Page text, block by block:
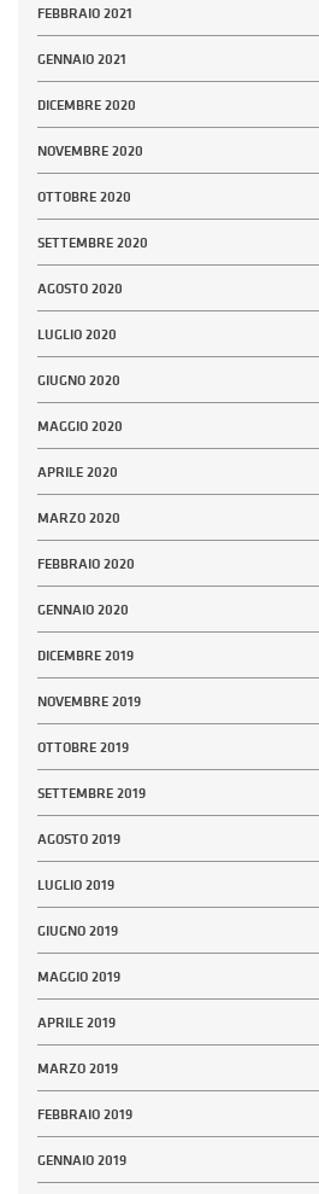
FEBBRAIO 2021
GENNAIO 2021
DICEMBRE 2020
NOVEMBRE 2020
OTTOBRE 2020
SETTEMBRE 2020
AGOSTO 2020
LUGLIO 2020
GIUGNO 2020
MAGGIO 2020
APRILE 2020
MARZO 2020
FEBBRAIO 2020
GENNAIO 2020
DICEMBRE 2019
NOVEMBRE 2019
OTTOBRE 2019
SETTEMBRE 2019
AGOSTO 2019
LUGLIO 2019
GIUGNO 2019
MAGGIO 2019
APRILE 2019
MARZO 2019
FEBBRAIO 2019
GENNAIO 2019